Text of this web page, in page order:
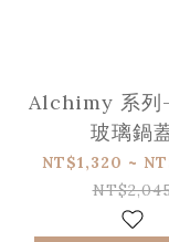
Alchimy 系列
玻璃鍋
NT$1,320 ~